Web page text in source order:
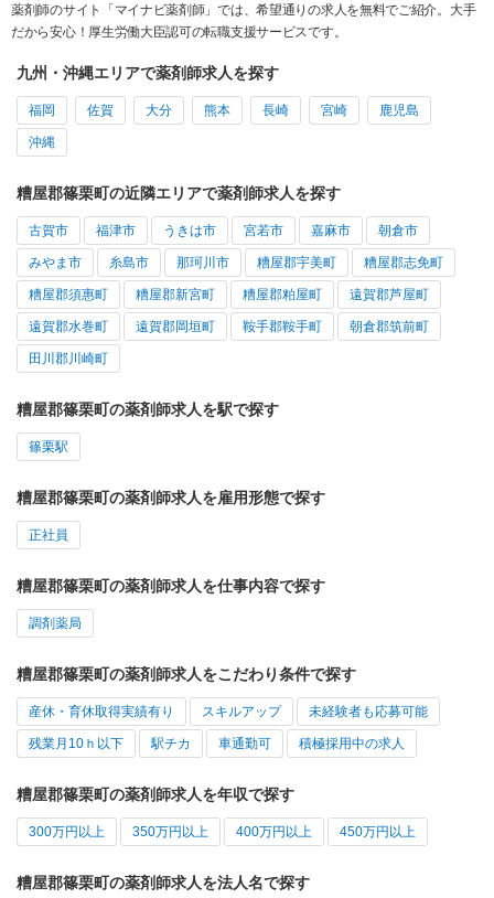
薬剤師のサイト「マイナビ薬剤師」では、希望通りの求人を無料でご紹介。大手
だから安心！厚生労働大臣認可の転職支援サービスです。
九州・沖縄エリアで薬剤師求人を探す
福岡 佐賀 大分 熊本 長崎 宮崎 鹿児島
沖縄
糟屋郡篠栗町の近隣エリアで薬剤師求人を探す
古賀市 福津市 うきは市 宮若市 嘉麻市 朝倉市
みやま市 糸島市 那珂川市 糟屋郡宇美町 糟屋郡志免町
糟屋郡須惠町 糟屋郡新宮町 糟屋郡粕屋町 遠賀郡芦屋町
遠賀郡水巻町 遠賀郡岡垣町 鞍手郡鞍手町 朝倉郡筑前町
田川郡川崎町
糟屋郡篠栗町の薬剤師求人を駅で探す
篠栗駅
糟屋郡篠栗町の薬剤師求人を雇用形態で探す
正社員
糟屋郡篠栗町の薬剤師求人を仕事内容で探す
調剤薬局
糟屋郡篠栗町の薬剤師求人をこだわり条件で探す
産休・育休取得実績有り スキルアップ 未経験者も応募可能
残業月10ｈ以下 駅チカ 車通勤可 積極採用中の求人
糟屋郡篠栗町の薬剤師求人を年収で探す
300万円以上 350万円以上 400万円以上 450万円以上
糟屋郡篠栗町の薬剤師求人を法人名で探す